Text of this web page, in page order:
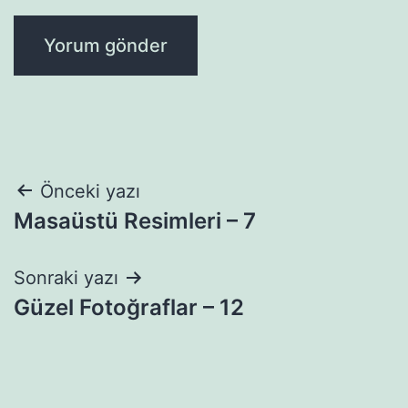
Yazı
gezinmesi
Önceki yazı
Masaüstü Resimleri – 7
Sonraki yazı
Güzel Fotoğraflar – 12